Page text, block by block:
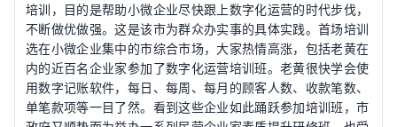
培训，目的是帮助小微企业尽快跟上数字化运营的时代步伐，
不断做优做强。这是该市为群众办实事的具体实践。首场培训
选在小微企业集中的市综合市场，大家热情高涨，包括老黄在
内的近百名企业家参加了数字化运营培训班。老黄很快学会使
用数字记账软件，每日、每周、每月的顾客人数、收款笔数、
单笔款项等一目了然。看到这些企业如此踊跃参加培训班，市